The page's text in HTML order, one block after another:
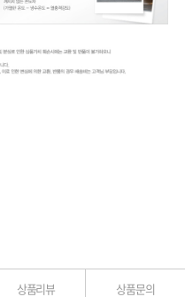
상품리뷰 상품문의